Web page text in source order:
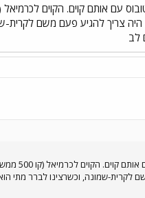
צריך להגיע פעם משם לקרית-
לב
ממשיך עד קרית-שמונה, אבל לא משנה
שמונה, וכשרצינו לברר מתי